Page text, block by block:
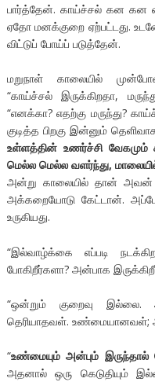
பார்த்தேன். காய்ச்சல் கன கன
ஏதோ மனக்குறை ஏற்பட்டது.
விட்டுப் போய்ப் படுத்தேன்.
மறுநாள் காலையில்
“காய்ச்சல் இருக்கிறதா,
“எனக்கா? எதற்கு மருந்து?
குடித்த பிறகு இன்னும்
உள்ளத்தின் உணர்ச்சி வேகமும்
மெல்ல மெல்ல வளர்ந்து,
அன்று காலையில் தான் அவன்
அக்கறையோடு கேட்டான்.
உருகியது.
“இல்வாழ்க்கை எப்படி
போகிறீர்களா? அன்பாக
“ஒன்றும் குறைவு இல்லை.
தெரியாதவள்.
“உண்மையும் அன்பும் இருந்தால்
அதனால் ஒரு கெடுதியும்